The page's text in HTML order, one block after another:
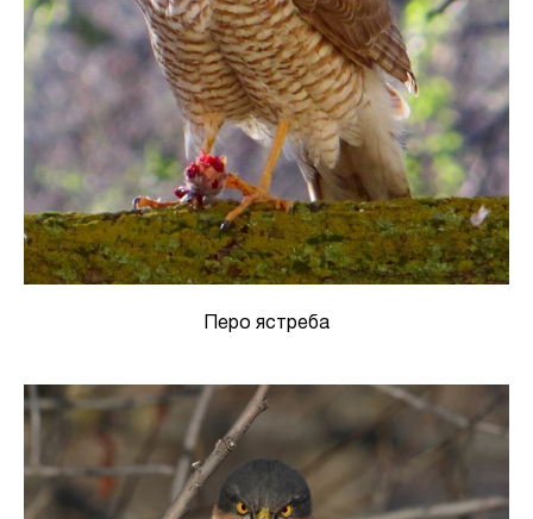
Перо ястреба